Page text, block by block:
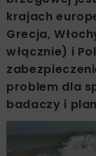
krajach
Grecja,
włącznie) i
problem dla
badaczy i